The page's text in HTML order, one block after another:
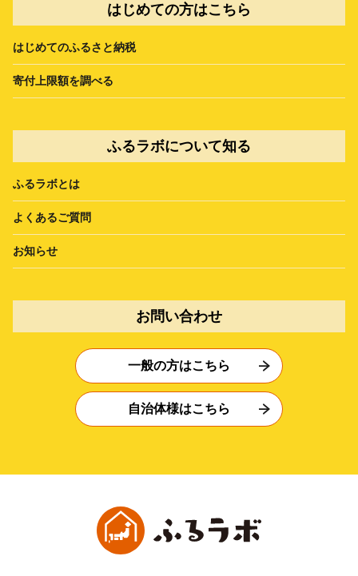
はじめての方はこちら
はじめてのふるさと納税
寄付上限額を調べる
ふるラボについて知る
ふるラボとは
よくあるご質問
お知らせ
お問い合わせ
一般の方はこちら
自治体様はこちら